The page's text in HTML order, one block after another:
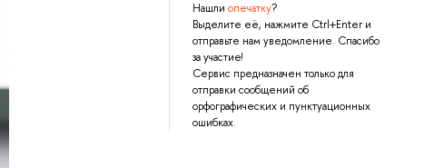
Нашли опечатку?
Выделите её, нажмите Ctrl+Enter и
отправьте нам уведомление. Спасибо
за участие!
Сервис предназначен только для
отправки сообщений об
орфографических и пунктуационных
ошибках.